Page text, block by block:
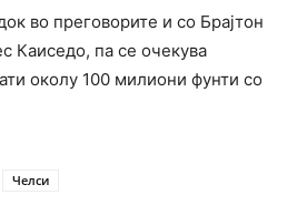
во преговорите и со Брајтон
Каиседо, па се очекува
околу 100 милиони фунти со
Челси